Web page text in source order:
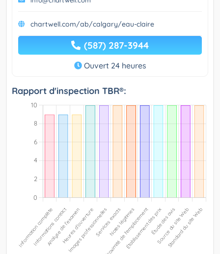
chartwell.com/ab/calgary/eau-claire
(587) 287-3944
Ouvert 24 heures
Rapport d'inspection TBR®: